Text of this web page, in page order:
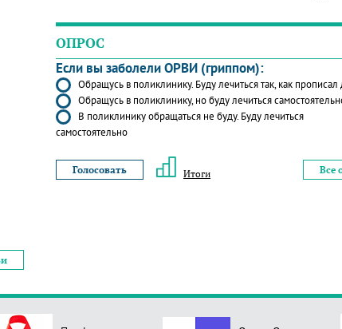
ОПРОС
Если вы заболели ОРВИ (гриппом):
Обращусь в поликлинику. Буду лечиться так, как прописал
Обращусь в поликлинику, но буду лечиться
В поликлинику обращаться не буду. Буду лечиться
самостоятельно
Итоги Все